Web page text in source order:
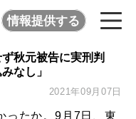
情報提供する
秋元被告に実刑判
なし」
2021年09月07日
ったか。9月7日、東